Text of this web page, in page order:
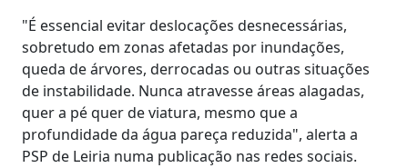
"É essencial evitar deslocações desnecessárias,
sobretudo em zonas afetadas por inundações,
queda de árvores, derrocadas ou outras situações
de instabilidade. Nunca atravesse áreas alagadas,
quer a pé quer de viatura, mesmo que a
profundidade da água pareça reduzida", alerta a
PSP de Leiria numa publicação nas redes sociais.